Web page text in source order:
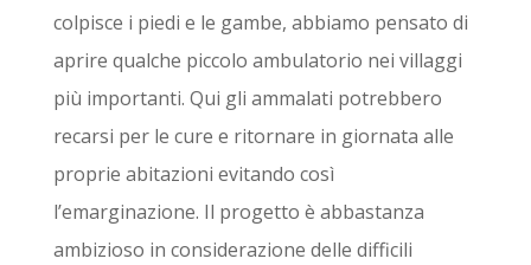
colpisce i piedi e le gambe, abbiamo pensato di
aprire qualche piccolo ambulatorio nei villaggi
più importanti. Qui gli ammalati potrebbero
recarsi per le cure e ritornare in giornata alle
proprie abitazioni evitando così
l’emarginazione. Il progetto è abbastanza
ambizioso in considerazione delle difficili